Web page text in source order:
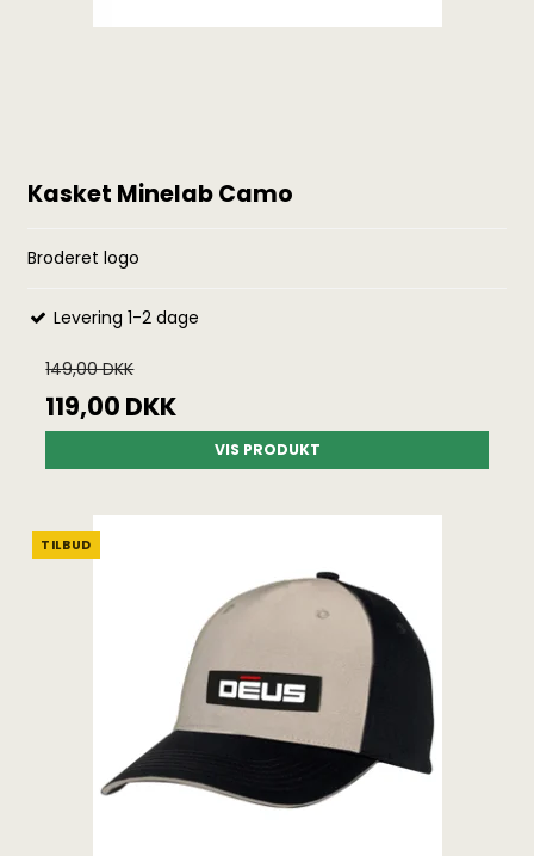
Kasket Minelab Camo
Broderet logo
Levering 1-2 dage
149,00 DKK
119,00 DKK
VIS PRODUKT
TILBUD